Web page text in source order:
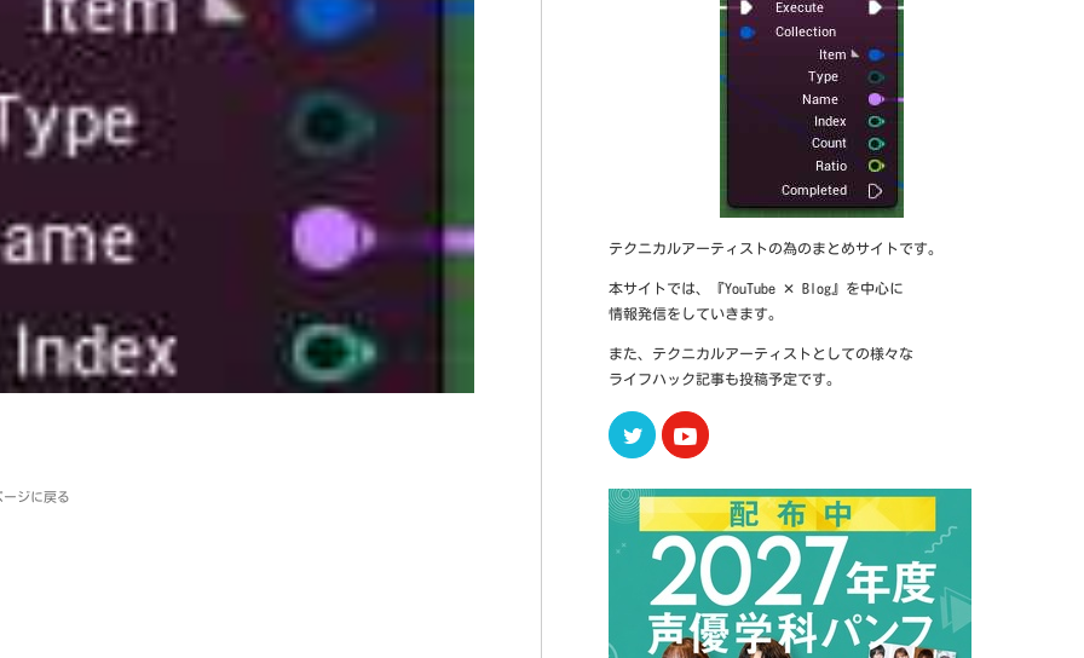
ジに戻る
テクニカルアーティストの為のまとめサイトです。
本サイトでは、『YouTube ✕ Blog』を中心に
情報発信をしていきます。
また、テクニカルアーティストとしての様々な
ライフハック記事も投稿予定です。
Twitter